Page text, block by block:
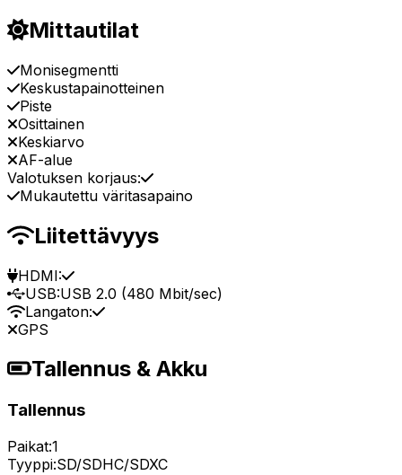
Mittautilat
Monisegmentti
Keskustapainotteinen
Piste
Osittainen
Keskiarvo
AF-alue
Valotuksen korjaus:
Mukautettu väritasapaino
Liitettävyys
HDMI:
USB:USB 2.0 (480 Mbit/sec)
Langaton:
GPS
Tallennus & Akku
Tallennus
Paikat:1
Tyyppi:SD/SDHC/SDXC